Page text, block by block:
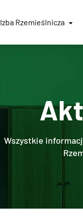
Izba Rzemieślnicza
Wszystkie